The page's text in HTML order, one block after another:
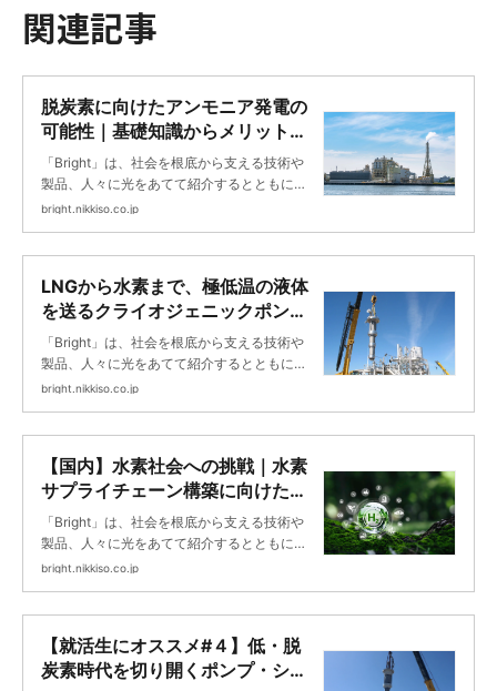
関連記事
脱炭素に向けたアンモニア発電の
可能性｜基礎知識からメリット・
デメリット ｜Bright
「Bright」は、社会を根底から支える技術や
製品、人々に光をあてて紹介するとともに、
未来に向けて挑戦する日機装の取り組みを紹
bright.nikkiso.co.jp
LNGから水素まで、極低温の液体
を送るクライオジェニックポンプ
の開発とは ｜Bright
「Bright」は、社会を根底から支える技術や
製品、人々に光をあてて紹介するとともに、
未来に向けて挑戦する日機装の取り組みを紹
bright.nikkiso.co.jp
【国内】水素社会への挑戦｜水素
サプライチェーン構築に向けた推
進事例 ｜Bright
「Bright」は、社会を根底から支える技術や
製品、人々に光をあてて紹介するとともに、
未来に向けて挑戦する日機装の取り組みを紹
bright.nikkiso.co.jp
【就活生にオススメ#４】低・脱
炭素時代を切り開くポンプ・シス